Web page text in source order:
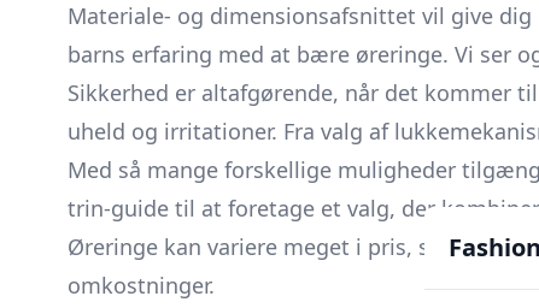
Materiale- og dimensionsafsnittet vil give
barns erfaring med at bære øreringe. Vi ser
Sikkerhed er altafgørende, når det kommer
uheld og irritationer. Fra valg af
Med så mange forskellige muligheder
trin-guide til at foretage et valg, der
Øreringe kan variere meget i pris, så vi
omkostninger.